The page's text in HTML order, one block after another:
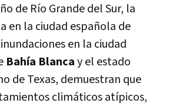
de Río Grande del Sur, la
en la ciudad española de
en la ciudad
Bahía Blancay el estado
de Texas, demuestran que
climáticos atípicos,